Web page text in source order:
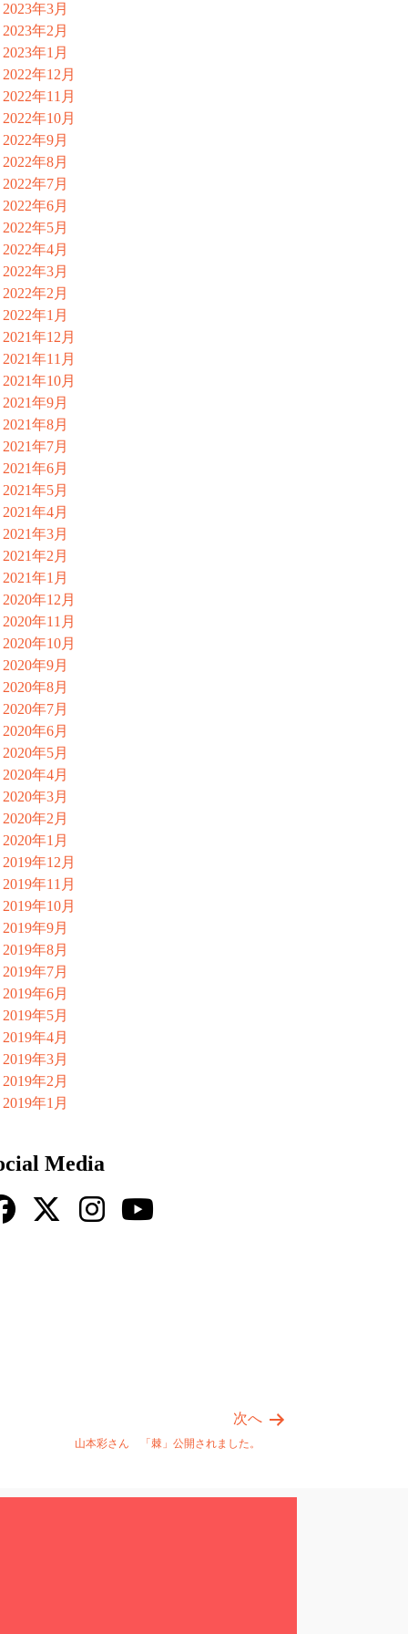
2023年3月
2023年2月
2023年1月
2022年12月
2022年11月
2022年10月
2022年9月
2022年8月
2022年7月
2022年6月
2022年5月
2022年4月
2022年3月
2022年2月
2022年1月
2021年12月
2021年11月
2021年10月
2021年9月
2021年8月
2021年7月
2021年6月
2021年5月
2021年4月
2021年3月
2021年2月
2021年1月
2020年12月
2020年11月
2020年10月
2020年9月
2020年8月
2020年7月
2020年6月
2020年5月
2020年4月
2020年3月
2020年2月
2020年1月
2019年12月
2019年11月
2019年10月
2019年9月
2019年8月
2019年7月
2019年6月
2019年5月
2019年4月
2019年3月
2019年2月
2019年1月
Media
次へ
山本彩さん 「棘」公開されました。